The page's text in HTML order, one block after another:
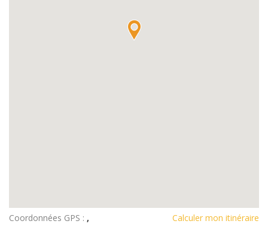
Coordonnées GPS : , Calculer mon itinéraire